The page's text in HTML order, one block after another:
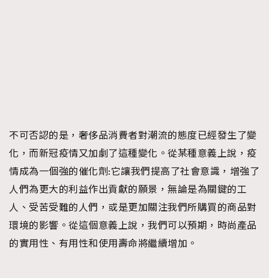
不可否認的是，奢侈品消費者對潮流的態度已經發生了變
化，而新冠疫情又加劇了這種變化。從某種意義上說，疫
情成為一個強的催化劑:它讓我們提高了社會意識，增強了
人們為更大的利益作出貢獻的願景，無論是為關鍵的工
人、受苦受難的人們，或是更加關注我們所購買的商品對
環境的影響。從這個意義上說，我們可以預期，時尚產品
的實用性、有用性和使用壽命將繼續增加。